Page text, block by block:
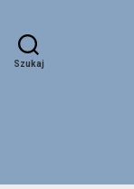
Szukaj